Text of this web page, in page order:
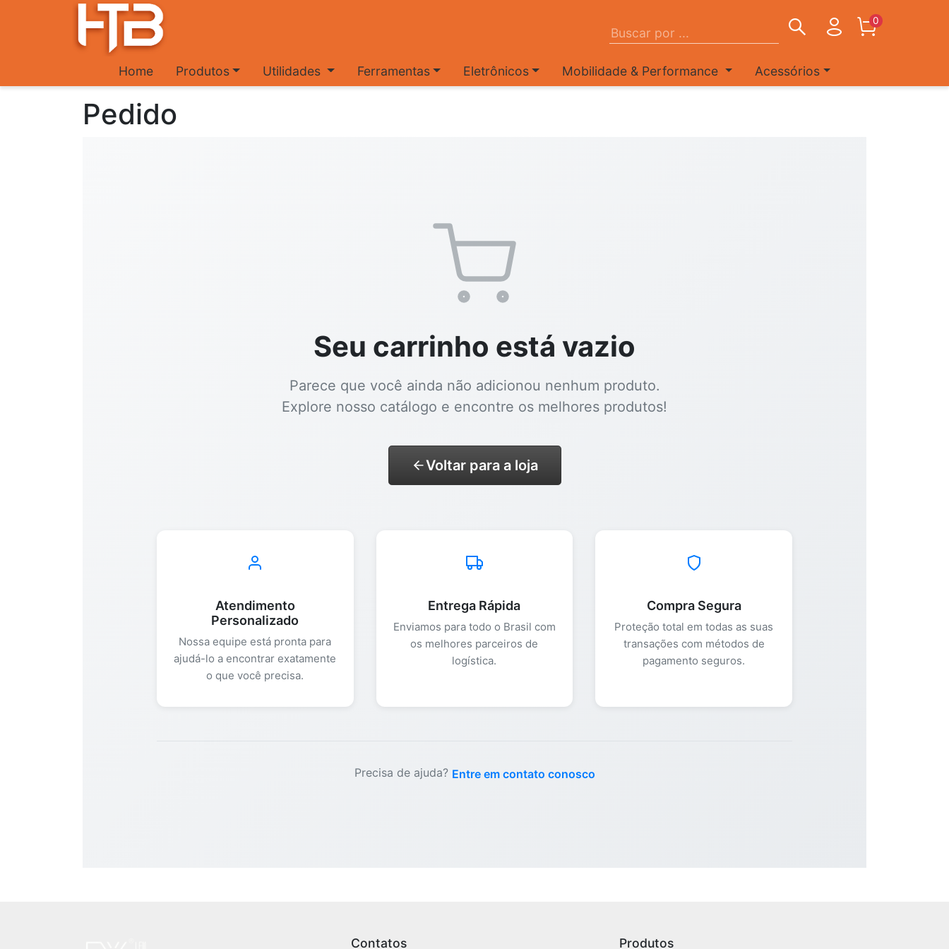
0
Home Produtos Utilidades Ferramentas Eletrônicos Mobilidade & Performance Acessórios
Pedido
Seu carrinho está vazio
Parece que você ainda não adicionou nenhum produto.
Explore nosso catálogo e encontre os melhores produtos!
Voltar para a loja
Atendimento
Personalizado
Nossa equipe está pronta para
ajudá-lo a encontrar exatamente
o que você precisa.
Entrega Rápida
Enviamos para todo o Brasil com
os melhores parceiros de
logística.
Compra Segura
Proteção total em todas as suas
transações com métodos de
pagamento seguros.
Precisa de ajuda? Entre em contato conosco
Contatos Produtos